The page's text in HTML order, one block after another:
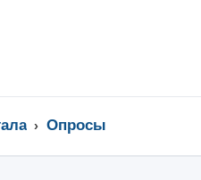
Опросы